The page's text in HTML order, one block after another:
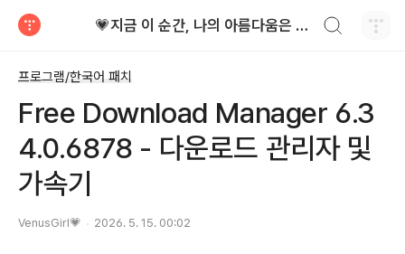
💗지금 이 순간, 나의 아름다움은 가장 빛난다!
프로그램/한국어 패치
Free Download Manager 6.3
4.0.6878 - 다운로드 관리자 및
가속기
VenusGirl💗 2026. 5. 15. 00:02